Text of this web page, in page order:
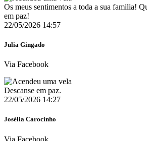
Os meus sentimentos a toda a sua familia!
em paz!
22/05/2026 14:57
Julia Gingado
Via Facebook
Descanse em paz.
22/05/2026 14:27
Josélia Carocinho
Via Facebook